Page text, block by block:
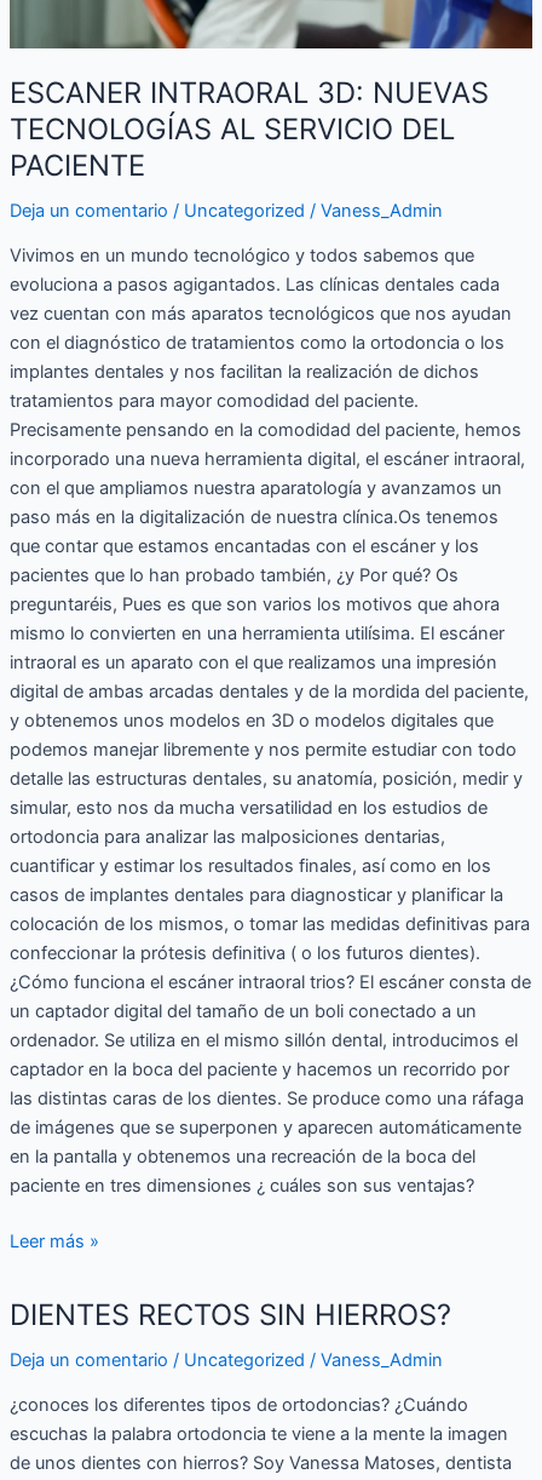
ESCANER INTRAORAL 3D: NUEVAS
TECNOLOGÍAS AL SERVICIO DEL
PACIENTE
Deja un comentario / Uncategorized / Vaness_Admin
Vivimos en un mundo tecnológico y todos sabemos que
evoluciona a pasos agigantados. Las clínicas dentales cada
vez cuentan con más aparatos tecnológicos que nos ayudan
con el diagnóstico de tratamientos como la ortodoncia o los
implantes dentales y nos facilitan la realización de dichos
tratamientos para mayor comodidad del paciente.
Precisamente pensando en la comodidad del paciente, hemos
incorporado una nueva herramienta digital, el escáner intraoral,
con el que ampliamos nuestra aparatología y avanzamos un
paso más en la digitalización de nuestra clínica.Os tenemos
que contar que estamos encantadas con el escáner y los
pacientes que lo han probado también, ¿y Por qué? Os
preguntaréis, Pues es que son varios los motivos que ahora
mismo lo convierten en una herramienta utilísima. El escáner
intraoral es un aparato con el que realizamos una impresión
digital de ambas arcadas dentales y de la mordida del paciente,
y obtenemos unos modelos en 3D o modelos digitales que
podemos manejar libremente y nos permite estudiar con todo
detalle las estructuras dentales, su anatomía, posición, medir y
simular, esto nos da mucha versatilidad en los estudios de
ortodoncia para analizar las malposiciones dentarias,
cuantificar y estimar los resultados finales, así como en los
casos de implantes dentales para diagnosticar y planificar la
colocación de los mismos, o tomar las medidas definitivas para
confeccionar la prótesis definitiva ( o los futuros dientes).
¿Cómo funciona el escáner intraoral trios? El escáner consta de
un captador digital del tamaño de un boli conectado a un
ordenador. Se utiliza en el mismo sillón dental, introducimos el
captador en la boca del paciente y hacemos un recorrido por
las distintas caras de los dientes. Se produce como una ráfaga
de imágenes que se superponen y aparecen automáticamente
en la pantalla y obtenemos una recreación de la boca del
paciente en tres dimensiones ¿ cuáles son sus ventajas?
Leer más »
DIENTES RECTOS SIN HIERROS?
Deja un comentario / Uncategorized / Vaness_Admin
¿conoces los diferentes tipos de ortodoncias? ¿Cuándo
escuchas la palabra ortodoncia te viene a la mente la imagen
de unos dientes con hierros? Soy Vanessa Matoses, dentista
RECTOS
HIERROS?